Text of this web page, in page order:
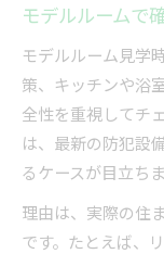
モデルルームで
モデルルーム見学
策、キッチンや浴
全性を重視してチ
は、最新の防犯設
るケースが目立ちま
理由は、実際の住
です。たとえば、